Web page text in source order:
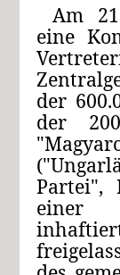
Am
eine
der
der
Partei",
einer